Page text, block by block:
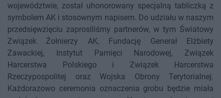
województwie, został uhonorowany specjalną tabliczką z
symbolem AK i stosownym napisem. Do udziału w naszym
przedsięwzięciu zaprosiliśmy partnerów, w tym Światowy
Związek Żołnierzy AK, Fundację Generał Elżbiety
Zawackiej, Instytut Pamięci Narodowej, Związek
Harcerstwa Polskiego i Związek Harcerstwa
Rzeczypospolitej oraz Wojska Obrony Terytorialnej.
Każdorazowo ceremonia oznaczenia grobu będzie miała